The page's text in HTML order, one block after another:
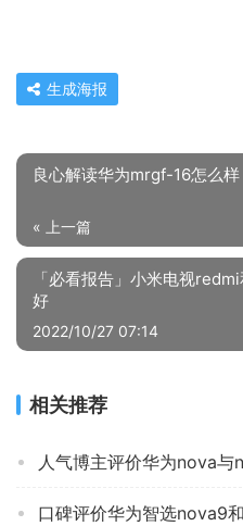
生成海报
良心解读华为mrgf-16怎么
« 上一篇
「必看报告」小米电视
好
2022/10/27 07:14
相关推荐